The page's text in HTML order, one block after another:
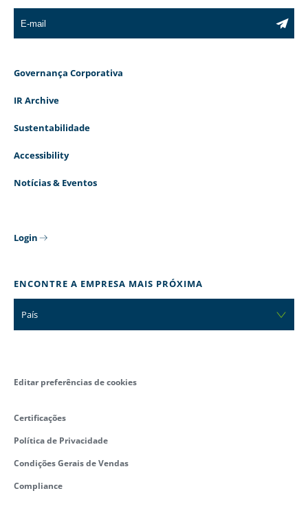
Governança Corporativa
IR Archive
Sustentabilidade
Accessibility
Notícias & Eventos
Login
ENCONTRE A EMPRESA MAIS PRÓXIMA
País
Editar preferências de cookies
Certificações
Política de Privacidade
Condições Gerais de Vendas
Compliance